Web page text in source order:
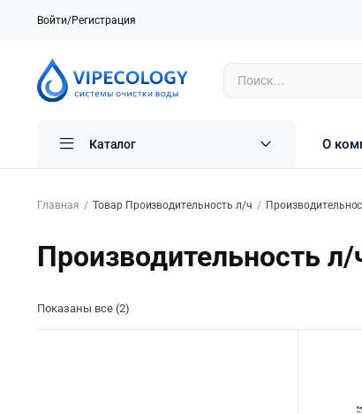
Войти/Регистрация
Каталог О
Главная Товар Производительность л/ч
Производительность
Показаны все (2)